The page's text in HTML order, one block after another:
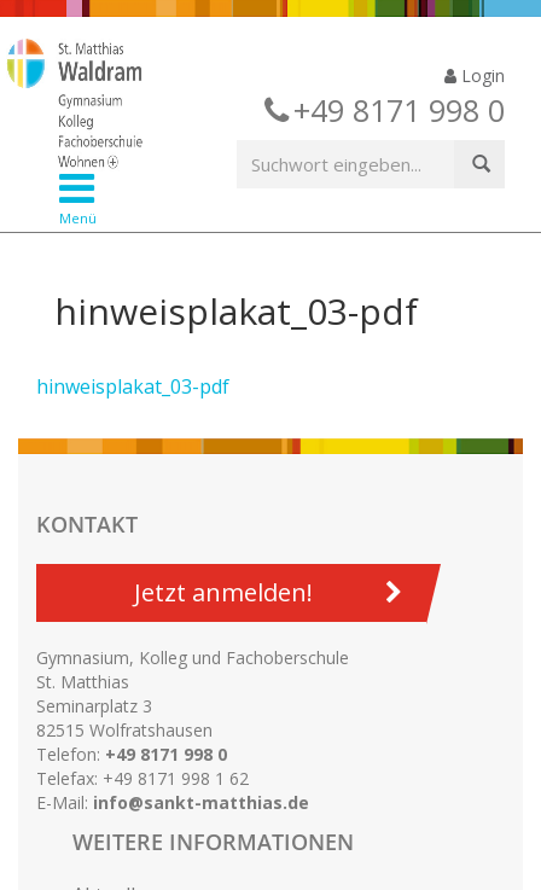
Login
+49 8171 998 0
Menü
hinweisplakat_03-pdf
hinweisplakat_03-pdf
KONTAKT
Jetzt anmelden!
Gymnasium, Kolleg und Fachoberschule
St. Matthias
Seminarplatz 3
82515 Wolfratshausen
Telefon: +49 8171 998 0
Telefax: +49 8171 998 1 62
E-Mail: info@sankt-matthias.de
WEITERE INFORMATIONEN